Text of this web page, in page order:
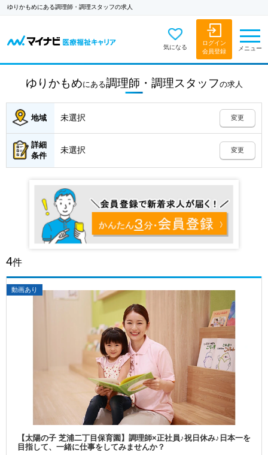
ゆりかもめにある調理師・調理スタッフの求人
気になる
ログイン
会員登録
メニュー
ゆりかもめにある調理師・調理スタッフの求人
地域 未選択 変更
詳細
条件
未選択 変更
4件
動画あり
【太陽の子 芝浦二丁目保育園】調理師×正社員♪祝日休み♪日本一を
目指して、一緒に仕事をしてみませんか？